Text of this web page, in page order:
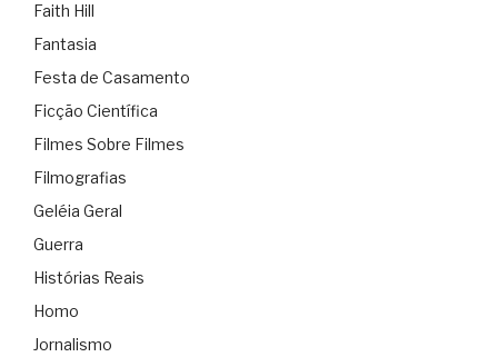
Faith Hill
Fantasia
Festa de Casamento
Ficção Científica
Filmes Sobre Filmes
Filmografias
Geléia Geral
Guerra
Histórias Reais
Homo
Jornalismo